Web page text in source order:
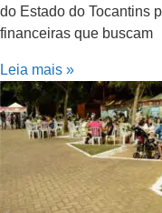
do Estado do Tocantins
financeiras que buscam
Leia mais »